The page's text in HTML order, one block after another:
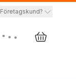
Företagskund?